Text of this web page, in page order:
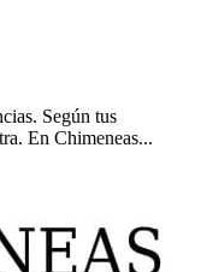
Según tus
En Chimeneas...